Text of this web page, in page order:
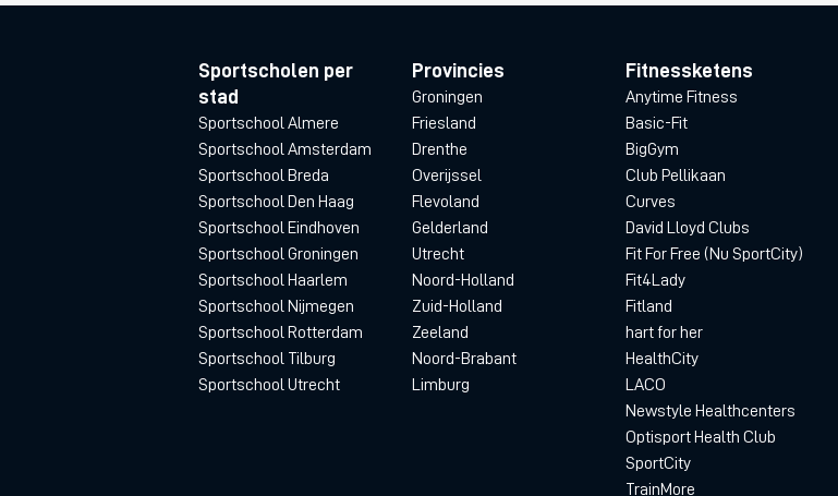
Sportscholen per
stad
Sportschool Almere
Sportschool Amsterdam
Sportschool Breda
Sportschool Den Haag
Sportschool Eindhoven
Sportschool Groningen
Sportschool Haarlem
Sportschool Nijmegen
Sportschool Rotterdam
Sportschool Tilburg
Sportschool Utrecht
Provincies
Groningen
Friesland
Drenthe
Overijssel
Flevoland
Gelderland
Utrecht
Noord-Holland
Zuid-Holland
Zeeland
Noord-Brabant
Limburg
Fitnessketens
Anytime Fitness
Basic-Fit
BigGym
Club Pellikaan
Curves
David Lloyd Clubs
Fit For Free (Nu SportCity)
Fit4Lady
Fitland
hart for her
HealthCity
LACO
Newstyle Healthcenters
Optisport Health Club
SportCity
TrainMore